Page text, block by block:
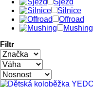
Sjezd
Silnice
Offroad
Mushing
Filtr